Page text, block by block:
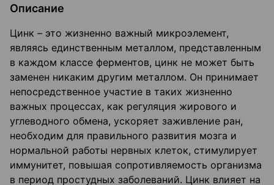
Описание
Цинк – это жизненно важный микроэлемент,
являясь единственным металлом, представленным
в каждом классе ферментов, цинк не может быть
заменен никаким другим металлом. Он принимает
непосредственное участие в таких жизненно
важных процессах, как регуляция жирового и
углеводного обмена, ускоряет заживление ран,
необходим для правильного развития мозга и
нормальной работы нервных клеток, стимулирует
иммунитет, повышая сопротивляемость организма
в период простудных заболеваний. Цинк влияет на